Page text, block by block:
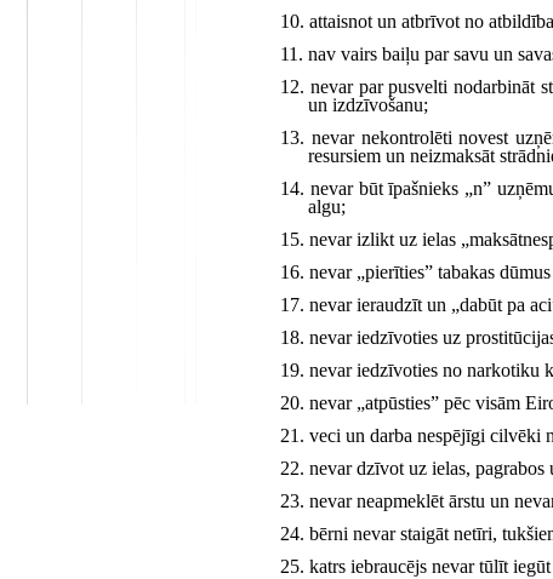
10. attaisnot un atbrīvot no
11. nav vairs baiļu par savu un
12. nevar par pusvelti nodarbināt
un izdzīvošanu;
13. nevar nekontrolēti novest
resursiem un neizmaksāt
14. nevar būt īpašnieks „n”
algu;
15. nevar izlikt uz ielas
16. nevar „pierīties” tabakas
17. nevar ieraudzīt un „dabūt pa
18. nevar iedzīvoties uz
19. nevar iedzīvoties no narkotiku
20. nevar „atpūsties” pēc visām
21. veci un darba nespējīgi cilvēki
22. nevar dzīvot uz ielas,
23. nevar neapmeklēt ārstu un
24. bērni nevar staigāt netīri,
25. katrs iebraucējs nevar tūlīt